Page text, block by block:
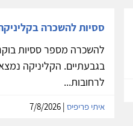
ססיות להשכרה
להשכרה מספר ססיות
בגבעתיים. הקליניקה
לרחובות...
איתי פריפיס | 7/8/2026